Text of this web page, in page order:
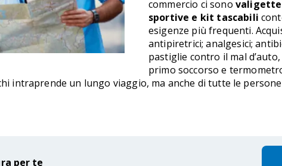
commercio ci sono valigette
sportive e kit tascabili
esigenze più frequenti.
antipiretrici; analgesici;
pastiglie contro il mal
primo soccorso e
intraprende un lungo viaggio, ma anche di tutte le
per te